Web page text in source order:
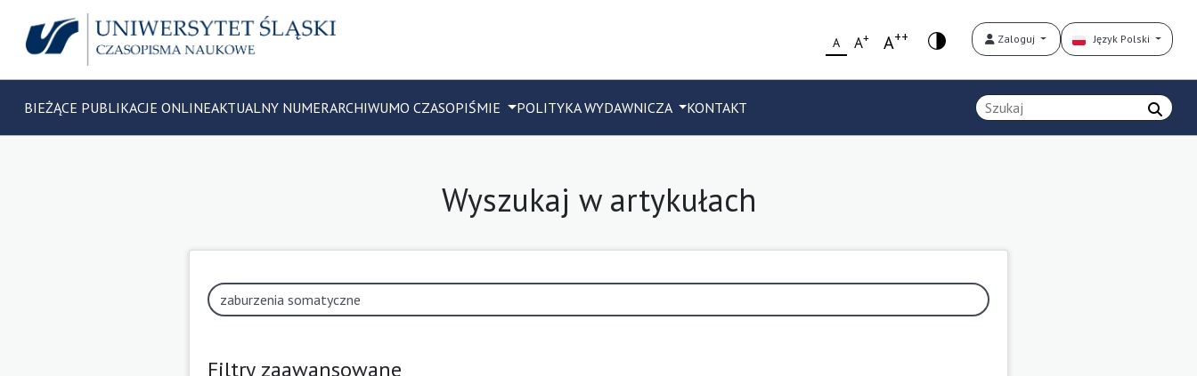
A A+ A++ Zaloguj Język Polski
BIEŻĄCE PUBLIKACJE ONLINEAKTUALNY NUMERARCHIWUMO CZASOPIŚMIE POLITYKA WYDAWNICZA KONTAKT
Wyszukaj w artykułach
Filtry zaawansowane